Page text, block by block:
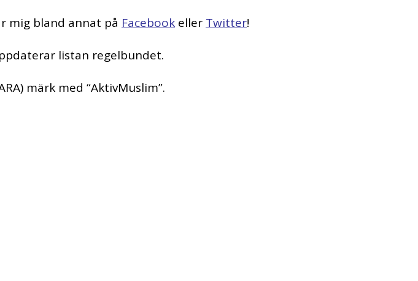
mig bland annat på Facebook eller Twitter!
listan regelbundet.
märk med “AktivMuslim”.